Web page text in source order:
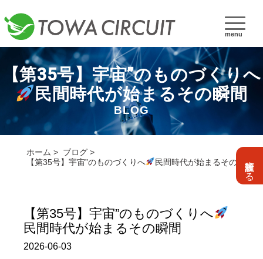
menu
設計依頼する
【第35号】宇宙”のものづくりへ
民間時代が始まるその瞬間
BLOG
ホーム
ブログ
【第35号】宇宙”のものづくりへ
民間時代が始まるその瞬間
【第35号】宇宙”のものづくりへ
民間時代が始まるその瞬間
2026-06-03